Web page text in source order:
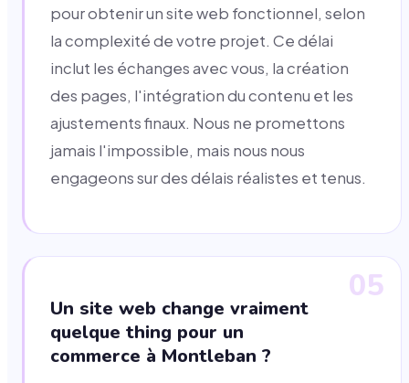
pour obtenir un site web fonctionnel, selon
la complexité de votre projet. Ce délai
inclut les échanges avec vous, la création
des pages, l'intégration du contenu et les
ajustements finaux. Nous ne promettons
jamais l'impossible, mais nous nous
engageons sur des délais réalistes et tenus.
05
Un site web change vraiment
quelque thing pour un
commerce à Montleban ?